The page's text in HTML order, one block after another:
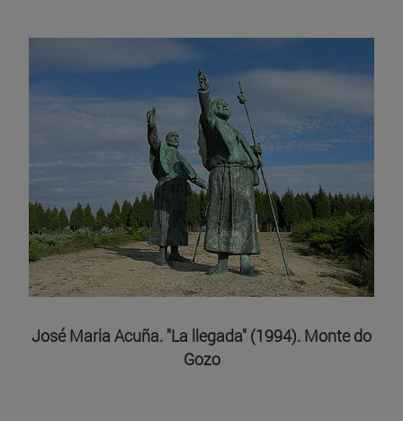
José Maria Acuña. "La llegada" (1994). Monte do
Gozo